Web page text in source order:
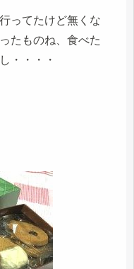
ってたけど無くな
たものね、食べた
・・・・